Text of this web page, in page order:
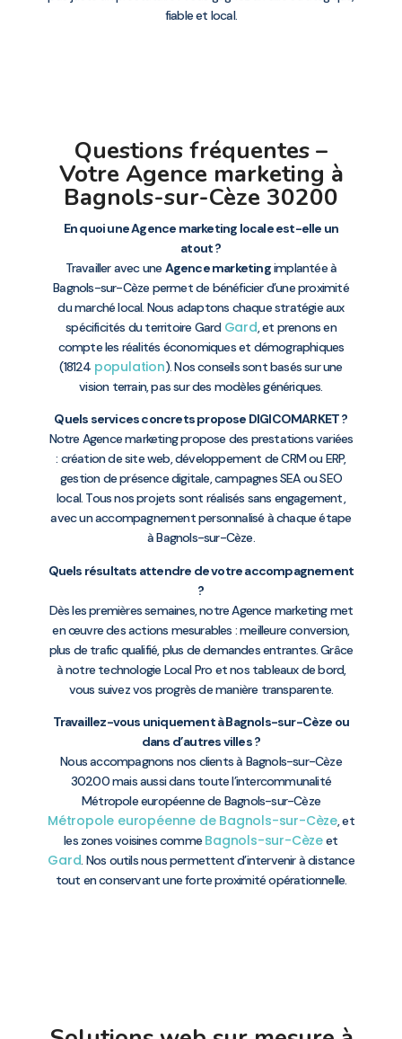
fiable et local.
Questions fréquentes –
Votre Agence marketing à
Bagnols-sur-Cèze 30200
En quoi une Agence marketing locale est-elle un
atout ?
Travailler avec une Agence marketingimplantée à
Bagnols-sur-Cèze permet de bénéficier d’une proximité
du marché local. Nous adaptons chaque stratégie aux
spécificités du territoire Gard Gard, et prenons en
compte les réalités économiques et démographiques
(18124 population). Nos conseils sont basés sur une
vision terrain, pas sur des modèles génériques.
Quels services concrets propose DIGICOMARKET ?
Notre Agence marketing propose des prestations variées
: création de site web, développement de CRM ou ERP,
gestion de présence digitale, campagnes SEA ou SEO
local. Tous nos projets sont réalisés sans engagement,
avec un accompagnement personnalisé à chaque étape
à Bagnols-sur-Cèze.
Quels résultats attendre de votre accompagnement
?
Dès les premières semaines, notre Agence marketing met
en œuvre des actions mesurables : meilleure conversion,
plus de trafic qualifié, plus de demandes entrantes. Grâce
à notre technologie Local Pro et nos tableaux de bord,
vous suivez vos progrès de manière transparente.
Travaillez-vous uniquement à Bagnols-sur-Cèze ou
dans d’autres villes ?
Nous accompagnons nos clients à Bagnols-sur-Cèze
30200 mais aussi dans toute l’intercommunalité
Métropole européenne de Bagnols-sur-Cèze
Métropole européenne de Bagnols-sur-Cèze, et
les zones voisines comme Bagnols-sur-Cèzeet
Gard. Nos outils nous permettent d’intervenir à distance
tout en conservant une forte proximité opérationnelle.